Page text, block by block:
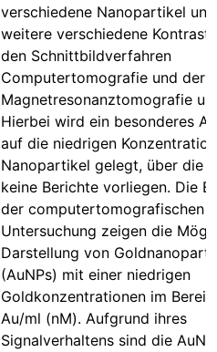
verschiedene Nanopartikel
weitere verschiedene
den Schnittbildverfahren
Computertomografie und der
Magnetresonanztomografie
Hierbei wird ein besonderes
auf die niedrigen
Nanopartikel gelegt, über die
keine Berichte vorliegen. Die
der computertomografischen
Untersuchung zeigen die
Darstellung von
(AuNPs) mit einer niedrigen
Goldkonzentrationen im
Au/ml (nM). Aufgrund ihres
Signalverhaltens sind die